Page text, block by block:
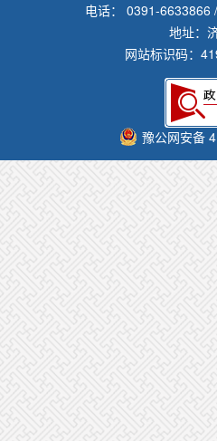
电话： 0391-
地址：
网站标识码：
豫公网安备